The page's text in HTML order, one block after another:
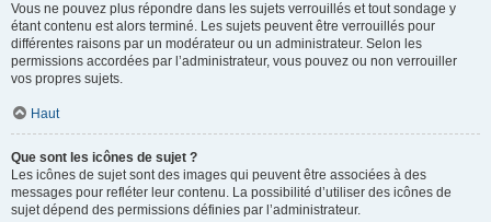
Vous ne pouvez plus répondre dans les sujets verrouillés et tout sondage y
étant contenu est alors terminé. Les sujets peuvent être verrouillés pour
différentes raisons par un modérateur ou un administrateur. Selon les
permissions accordées par l’administrateur, vous pouvez ou non verrouiller
vos propres sujets.
Haut
Que sont les icônes de sujet ?
Les icônes de sujet sont des images qui peuvent être associées à des
messages pour refléter leur contenu. La possibilité d’utiliser des icônes de
sujet dépend des permissions définies par l’administrateur.